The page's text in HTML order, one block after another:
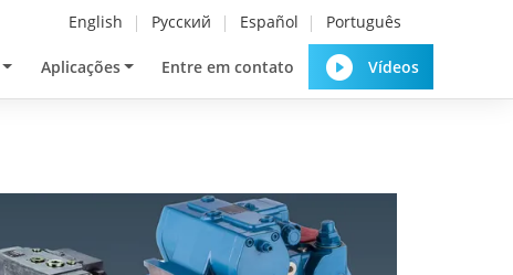
English Русский Español Português
Aplicações Entre em contato Vídeos